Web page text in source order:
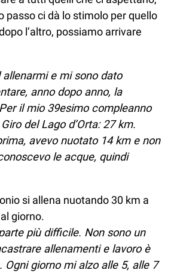
passo ci dà lo stimolo per quello
l’altro, possiamo arrivare
allenarmi e mi sono dato
anno dopo anno, la
il mio 39esimo compleanno
del Lago d’Orta: 27 km.
avevo nuotato 14 km e non
le acque, quindi
si allena nuotando 30 km a
giorno.
più difficile. Non sono un
allenamenti e lavoro è
giorno mi alzo alle 5, alle 7